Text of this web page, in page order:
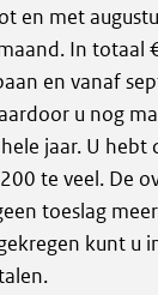
en met
In totaal
en vanaf
u nog
jaar. U hebt
te veel. De
toeslag
kunt u